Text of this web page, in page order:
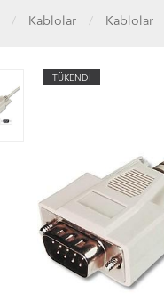
Kablolar Kablolar
TÜKENDİ